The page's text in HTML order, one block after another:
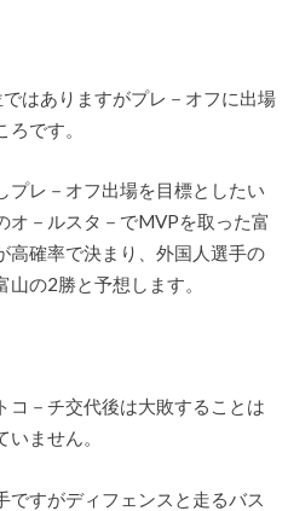
はありますがプレ－オフに出場
です。
プレ－オフ出場を目標としたい
オ－ルスタ－でMVPを取った富
高確率で決まり、外国人選手の
の2勝と予想します。
コ－チ交代後は大敗することは
ません。
ですがディフェンスと走るバス